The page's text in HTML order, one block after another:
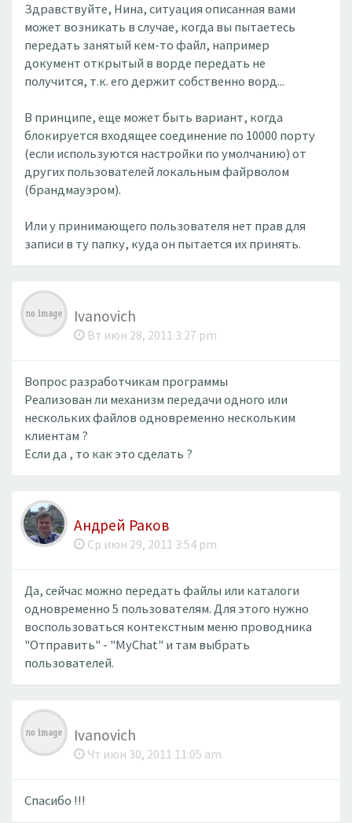
Здравствуйте, Нина, ситуация описанная вами
может возникать в случае, когда вы пытаетесь
передать занятый кем-то файл, например
документ открытый в ворде передать не
получится, т.к. его держит собственно ворд...
В принципе, еще может быть вариант, когда
блокируется входящее соединение по 10000 порту
(если используются настройки по умолчанию) от
других пользователей локальным файрволом
(брандмауэром).
Или у принимающего пользователя нет прав для
записи в ту папку, куда он пытается их принять.
Ivanovich
Вт июн 28, 2011 3:27 pm
Вопрос разработчикам программы
Реализован ли механизм передачи одного или
нескольких файлов одновременно нескольким
клиентам ?
Если да , то как это сделать ?
Андрей Раков
Ср июн 29, 2011 3:54 pm
Да, сейчас можно передать файлы или каталоги
одновременно 5 пользователям. Для этого нужно
воспользоваться контекстным меню проводника
"Отправить" - "MyChat" и там выбрать
пользователей.
Ivanovich
Чт июн 30, 2011 11:05 am
Спасибо !!!